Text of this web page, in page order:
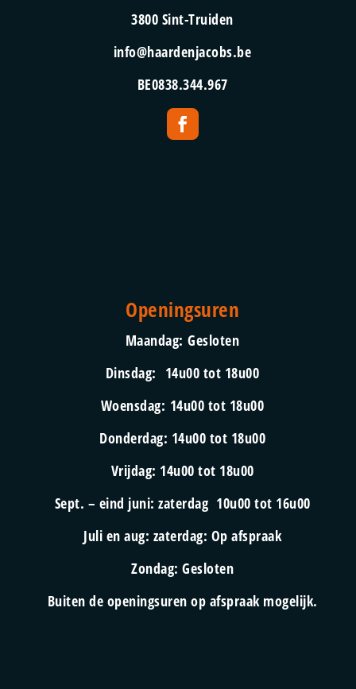
3800 Sint-Truiden
info@haardenjacobs.be
BE0838.344.967
Openingsuren
Maandag:Gesloten
Dinsdag: 14u00 tot 18u00
Woensdag: 14u00 tot 18u00
Donderdag: 14u00 tot 18u00
Vrijdag: 14u00 tot 18u00
Sept. – eind juni: zaterdag 10u00 tot 16u00
Juli en aug: zaterdag: Op afspraak
Zondag:Gesloten
Buiten de openingsuren op afspraak mogelijk.